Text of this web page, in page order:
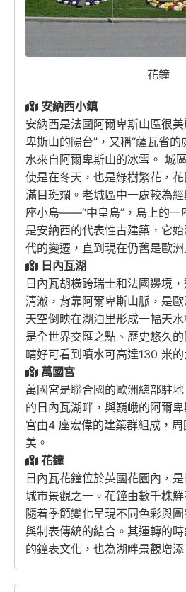
花鐘
安納西小鎮
安納西是法國阿爾卑斯山區很
卑斯山的陽台”，又稱“薩瓦省的
水來自阿爾卑斯山的冰雪。 城
使是在冬天，也是綠樹繁花，花
滿目斑斕。老城區中一處較為
座小島——“中皇島”，島上的一
是安納西的代表性古建築，它
代的變遷，直到現在仍舊是歐
日內瓦湖
日內瓦胡橫跨瑞士和法國邊境
清澈，背靠阿爾卑斯山脈，是
天空倒映在湖泊里形成一幅天
是全世界交匯之點、歷史悠久
晴好可看到噴水可高達130 米的
萬國宮
萬國宮是聯合國的歐洲總部駐
的日內瓦湖畔，與巍峨的阿爾
宮由4 座宏偉的建築群組成，
美。
花鐘
日內瓦花鐘位於英國花園內，
城市景觀之一。花鐘由數千株鮮
隨着季節變化呈現不同色彩與
與制表傳統的結合。其運轉的
的鐘表文化，也為湖畔景觀增添